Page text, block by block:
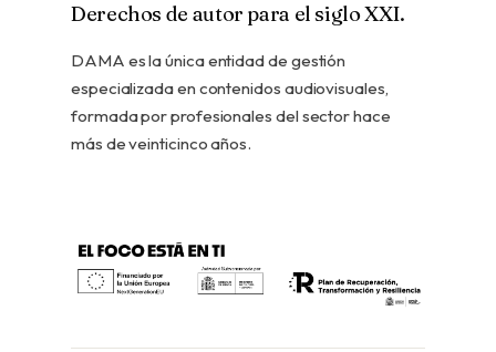
Derechos de autor para el siglo XXI.
DAMA es la única entidad de gestión
especializada en contenidos audiovisuales,
formada por profesionales del sector hace
más de veinticinco años.